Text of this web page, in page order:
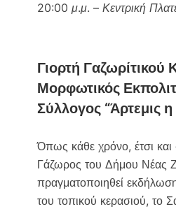
20:00 μ.μ. – Κεντρική
Γιορτή Γαζωρίτικού
Μορφωτικός
Σύλλογος “Άρτεμις η
Όπως κάθε χρόνο, έτσι και
Γάζωρος του Δήμου Νέας
πραγματοποιηθεί
του τοπικού κερασιού, το